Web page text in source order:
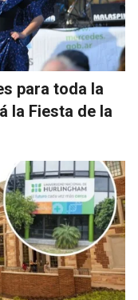
para toda la
la Fiesta de la